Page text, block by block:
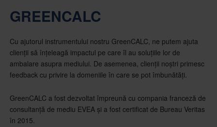
GREENCALC
Cu ajutorul instrumentului nostru GreenCALC, ne putem ajuta
clienții să înțeleagă impactul pe care îl au soluțiile lor de
ambalare asupra mediului. De asemenea, clienții noștri primesc
feedback cu privire la domeniile în care se pot îmbunătăți.
GreenCALC a fost dezvoltat împreună cu compania franceză de
consultanță de mediu EVEA și a fost certificat de Bureau Veritas
în 2015.